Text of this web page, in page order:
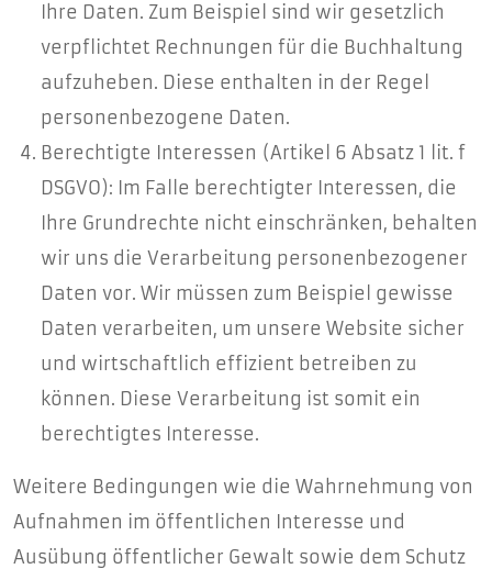
Ihre Daten. Zum Beispiel sind wir gesetzlich
verpflichtet Rechnungen für die Buchhaltung
aufzuheben. Diese enthalten in der Regel
personenbezogene Daten.
Berechtigte Interessen (Artikel 6 Absatz 1 lit. f
DSGVO): Im Falle berechtigter Interessen, die
Ihre Grundrechte nicht einschränken, behalten
wir uns die Verarbeitung personenbezogener
Daten vor. Wir müssen zum Beispiel gewisse
Daten verarbeiten, um unsere Website sicher
und wirtschaftlich effizient betreiben zu
können. Diese Verarbeitung ist somit ein
berechtigtes Interesse.
Weitere Bedingungen wie die Wahrnehmung von
Aufnahmen im öffentlichen Interesse und
Ausübung öffentlicher Gewalt sowie dem Schutz